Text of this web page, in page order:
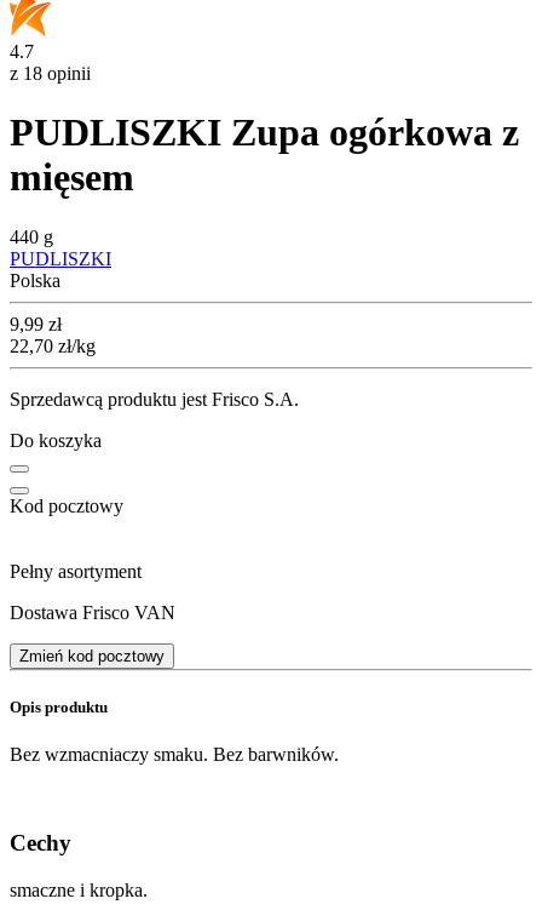
4.7
z 18 opinii
PUDLISZKI Zupa ogórkowa z
mięsem
440 g
PUDLISZKI
Polska
Cena
9,99 zł
22,70 zł/kg
Sprzedawcą produktu jest Frisco S.A.
Do koszyka
Kod pocztowy
Pełny asortyment
Dostawa Frisco VAN
Zmień kod pocztowy
Opis produktu
Bez wzmacniaczy smaku. Bez barwników.
Cechy
smaczne i kropka.